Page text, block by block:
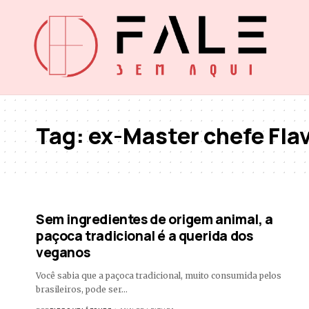
Tag:ex-Master chefe
Sem ingredientes de origem animal, a
paçoca tradicional é a querida dos
veganos
Você sabia que a paçoca tradicional, muito consumida pelos
brasileiros, pode ser…